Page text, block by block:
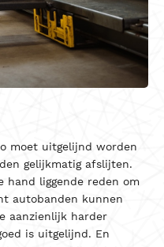
moet uitgelijnd worden
gelijkmatig afslijten.
hand liggende reden om
autobanden kunnen
aanzienlijk harder
is uitgelijnd. En